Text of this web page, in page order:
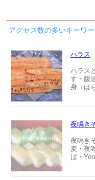
アクセス数の多いキーワー
ハラス
ハラス
す・腹
身（は
夜鳴き
夜鳴き
麦・夜
ば・